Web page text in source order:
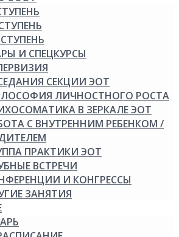
И СПЕЦКУРСЫ
СЕКЦИИ ЭОТ
ЛИЧНОСТНОГО РОСТА
В ЗЕРКАЛЕ ЭОТ
С ВНУТРЕННИМ РЕБЕНКОМ /
ПРАКТИКИ ЭОТ
ВСТРЕЧИ
И КОНГРЕССЫ
ЗАНЯТИЯ